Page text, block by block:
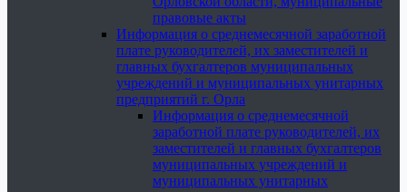
правовые акты
Информация о среднемесячной заработной
плате руководителей, их заместителей и
главных бухгалтеров муниципальных
учреждений и муниципальных унитарных
предприятий г. Орла
Информация о среднемесячной
заработной плате руководителей, их
заместителей и главных бухгалтеров
муниципальных учреждений и
муниципальных унитарных